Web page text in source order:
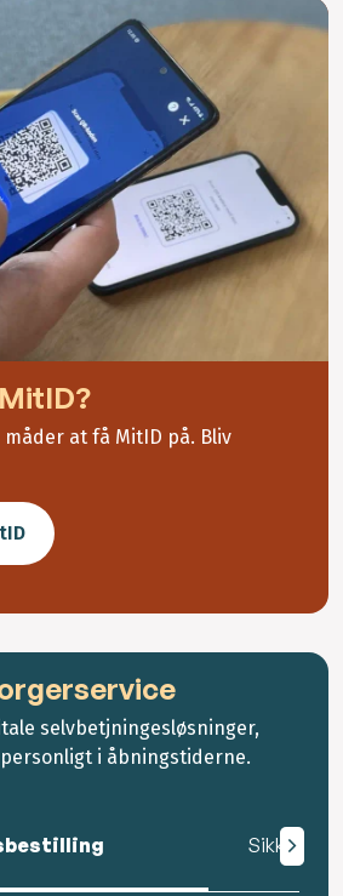
at få MitID på. Bliv
selvbetjningesløsninger,
i åbningstiderne.
Sikker mail